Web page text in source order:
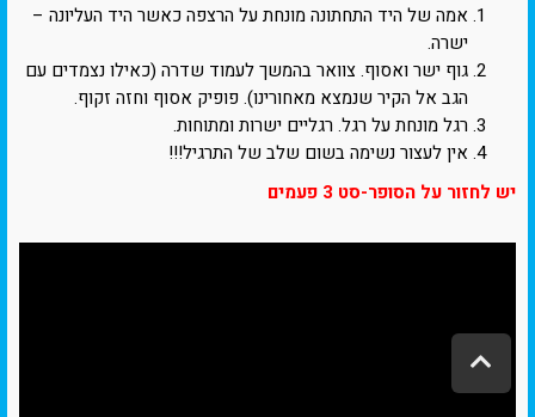
אמה של היד התחתונה מונחת על הרצפה כאשר היד העליונה –
ישרה.
גוף ישר ואסוף. צוואר בהמשך לעמוד שדרה (כאילו נצמדים עם
הגב אל הקיר שנמצא מאחורינו). פופיק אסוף וחזה זקוף.
רגל מונחת על רגל. רגליים ישרות ומתוחות.
אין לעצור נשימה בשום שלב של התרגיל!!!
יש לחזור על הסופר-סט 3 פעמים